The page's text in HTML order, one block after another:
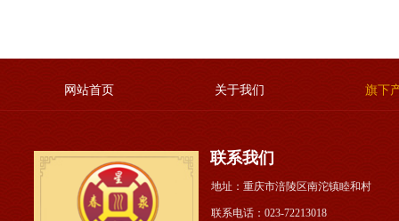
网站首页 关于我们 旗下
地址：重庆市涪陵区南沱镇睦
联系电话：023-
联系我们